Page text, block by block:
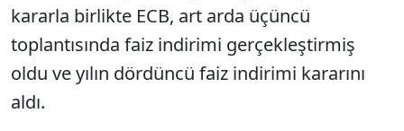
kararla birlikte ECB, art arda üçüncü
toplantısında faiz indirimi gerçekleştirmiş
oldu ve yılın dördüncü faiz indirimi kararını
aldı.